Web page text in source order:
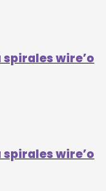
wire’o
wire’o